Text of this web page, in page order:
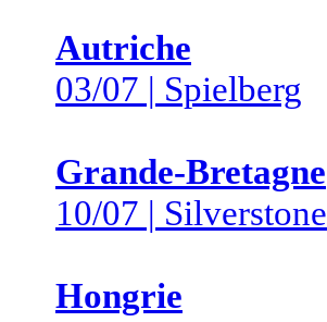
Autriche
03/07 | Spielberg
Grande-Bretagne
10/07 | Silverstone
Hongrie